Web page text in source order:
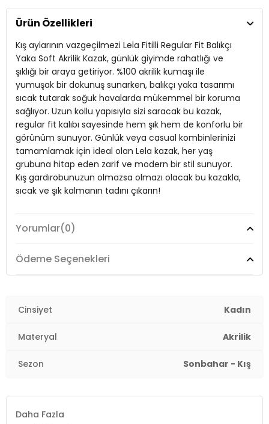
Model:Kazak
Giyim Tarzı:Günlük/Casual
Mevsim: Kışlık
Materyal:%100 Akrilik
Yaka Tipi: Balıkçı Yaka
Kol Tipi: Uzun Kol
Kumaş Tipi:Belirtilmemiş
Boy:Standart
Uzunluk: Regular
Menşei:Türkiye
2DK4614102.24
Ürün Özellikleri
Kış aylarının vazgeçilmezi Lela Fitilli Regular Fit Balıkçı
Yaka Soft Akrilik Kazak, günlük giyimde rahatlığı ve
şıklığı bir araya getiriyor. %100 akrilik kumaşı ile
yumuşak bir dokunuş sunarken, balıkçı yaka tasarımı
sıcak tutarak soğuk havalarda mükemmel bir koruma
sağlıyor. Uzun kollu yapısıyla sizi saracak bu kazak,
regular fit kalıbı sayesinde hem şık hem de konforlu bir
görünüm sunuyor. Günlük veya casual kombinlerinizi
tamamlamak için ideal olan Lela kazak, her yaş
grubuna hitap eden zarif ve modern bir stil sunuyor.
Kış gardırobunuzun olmazsa olmazı olacak bu kazakla,
sıcak ve şık kalmanın tadını çıkarın!
Model:Kazak
Giyim Tarzı:Günlük/Casual
Materyal:
Yaka Tipi:
Kol Tipi:
Boy:Standart
Yorumlar(0)
Ödeme Seçenekleri
Cinsiyet Kadın
Materyal Akrilik
Sezon Sonbahar - Kış
Daha Fazla